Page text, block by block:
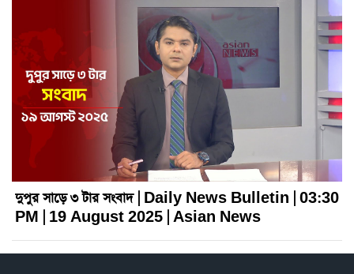
দুপুর সাড়ে ৩ টার সংবাদ | Daily News Bulletin | 03:30
PM | 19 August 2025 | Asian News